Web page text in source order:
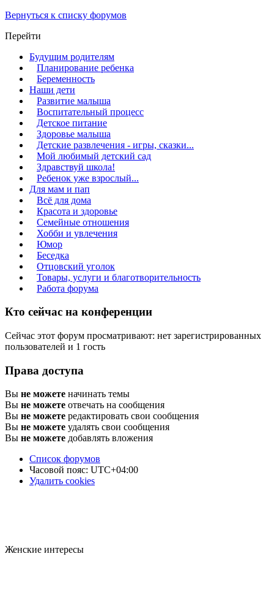
Вернуться к списку форумов
Перейти
Будущим родителям
Планирование ребенка
Беременность
Наши дети
Развитие малыша
Воспитательный процесс
Детское питание
Здоровье малыша
Детские развлечения - игры, сказки...
Мой любимый детский сад
Здравствуй школа!
Ребенок уже взрослый...
Для мам и пап
Всё для дома
Красота и здоровье
Семейные отношения
Хобби и увлечения
Юмор
Беседка
Отцовский уголок
Товары, услуги и благотворительность
Работа форума
Кто сейчас на конференции
Сейчас этот форум просматривают: нет зарегистрированных
пользователей и 1 гость
Права доступа
Вы не можете начинать темы
Вы не можете отвечать на сообщения
Вы не можете редактировать свои сообщения
Вы не можете удалять свои сообщения
Вы не можете добавлять вложения
Список форумов
Часовой пояс: UTC+04:00
Удалить cookies
Женские интересы